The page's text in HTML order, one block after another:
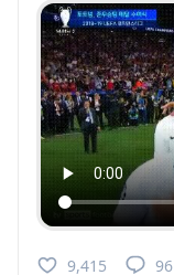
9,415 96